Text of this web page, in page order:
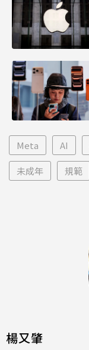
Meta AI
未成年 規範
楊又肇